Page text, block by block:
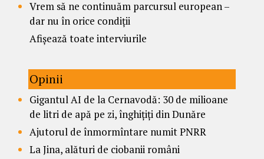
Vrem să ne continuăm parcursul european –
dar nu în orice condiții
Afișează toate interviurile
Opinii
Gigantul AI de la Cernavodă: 30 de milioane
de litri de apă pe zi, înghițiți din Dunăre
Ajutorul de înmormîntare numit PNRR
La Jina, alături de ciobanii români